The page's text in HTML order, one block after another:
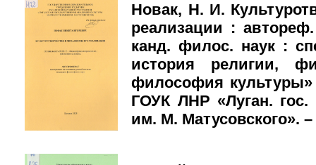
Новак, Н. И.
реализации :
канд. филос. наук :
история религии,
философия
ГОУК ЛНР «Луган. гос.
им. М. Матусовского». –